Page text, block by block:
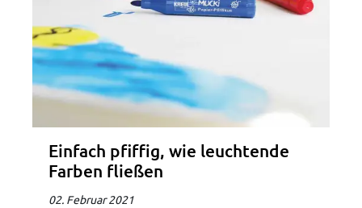
Einfach pfiffig, wie leuchtende
Farben fließen
02. Februar 2021